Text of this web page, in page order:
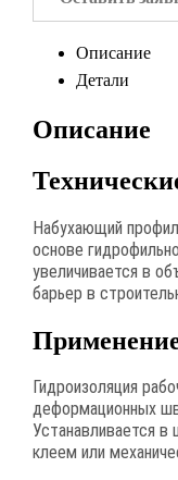
Описание
Детали
Описание
Набухающий
основе
увеличивается в
барьер в
Гидроизоляция
деформационных
Устанавливается в
клеем или